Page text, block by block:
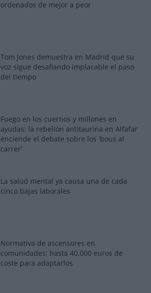
ordenados de mejor a peor
Tom Jones demuestra en Madrid que su
voz sigue desafiando implacable el paso
del tiempo
Fuego en los cuernos y millones en
ayudas: la rebelión antitaurina en Alfafar
enciende el debate sobre los 'bous al
carrer'
La salud mental ya causa una de cada
cinco bajas laborales
Normativa de ascensores en
comunidades: hasta 40.000 euros de
coste para adaptarlos